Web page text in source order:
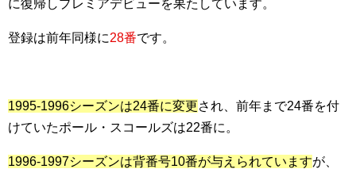
に復帰しプレミアデビューを果たしています。
登録は前年同様に28番です。
1995-1996シーズンは24番に変更され、前年まで24番を付
けていたポール・スコールズは22番に。
1996-1997シーズンは背番号10番が与えられていますが、